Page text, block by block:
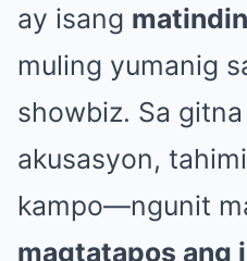
ay isang
muling yumanig
showbiz. Sa
akusasyon,
kampo—ngunit
magtatapos ang